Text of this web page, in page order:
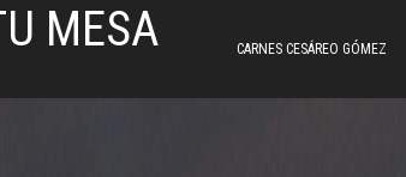
MESA CARNES CESÁREO GÓMEZ